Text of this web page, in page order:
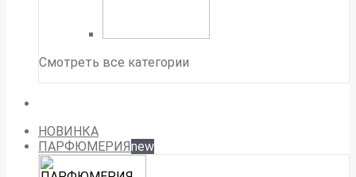
Смотреть все категории
НОВИНКА
ПАРФЮМЕРИЯnew